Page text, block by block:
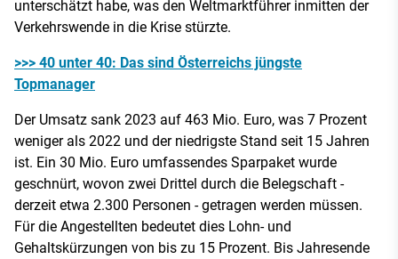
unterschätzt habe, was den Weltmarktführer inmitten der
Verkehrswende in die Krise stürzte.
>>> 40 unter 40: Das sind Österreichs jüngste
Topmanager
Der Umsatz sank 2023 auf 463 Mio. Euro, was 7 Prozent
weniger als 2022 und der niedrigste Stand seit 15 Jahren
ist. Ein 30 Mio. Euro umfassendes Sparpaket wurde
geschnürt, wovon zwei Drittel durch die Belegschaft -
derzeit etwa 2.300 Personen - getragen werden müssen.
Für die Angestellten bedeutet dies Lohn- und
Gehaltskürzungen von bis zu 15 Prozent. Bis Jahresende